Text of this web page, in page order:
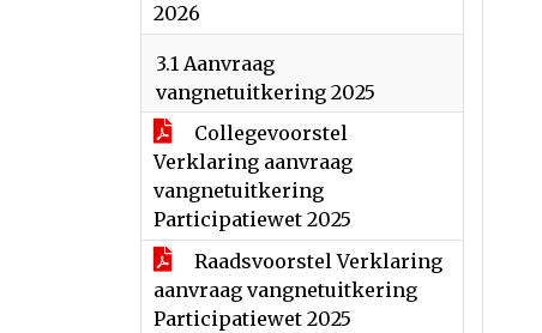
2026
3.1 Aanvraag
vangnetuitkering 2025
Collegevoorstel
Verklaring aanvraag
vangnetuitkering
Participatiewet 2025
Raadsvoorstel Verklaring
aanvraag vangnetuitkering
Participatiewet 2025